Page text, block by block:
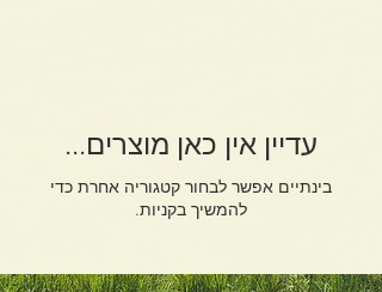
עדיין אין כאן מוצרים...
בינתיים אפשר לבחור קטגוריה אחרת כדי
להמשיך בקניות.